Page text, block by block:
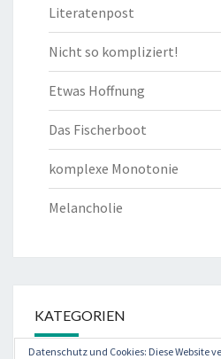
Literatenpost
Nicht so kompliziert!
Etwas Hoffnung
Das Fischerboot
komplexe Monotonie
Melancholie
KATEGORIEN
Datenschutz und Cookies: Diese Website